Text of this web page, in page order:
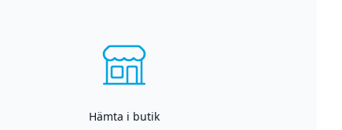
Hämta i butik